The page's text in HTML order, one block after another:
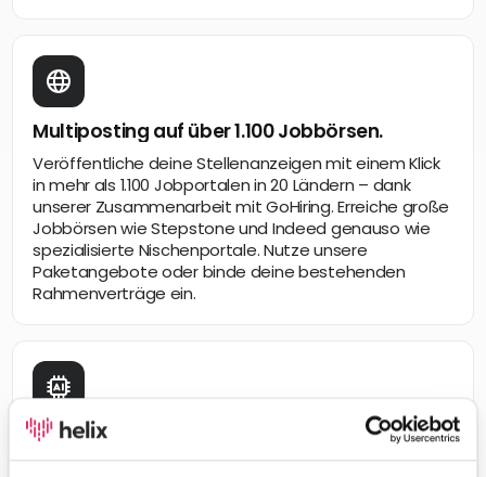
Multiposting auf über 1.100 Jobbörsen.
Veröffentliche deine Stellenanzeigen mit einem Klick
in mehr als 1.100 Jobportalen in 20 Ländern – dank
unserer Zusammenarbeit mit GoHiring. Erreiche große
Jobbörsen wie Stepstone und Indeed genauso wie
spezialisierte Nischenportale. Nutze unsere
Paketangebote oder binde deine bestehenden
Rahmenverträge ein.
Wegweisende KI-Integration.